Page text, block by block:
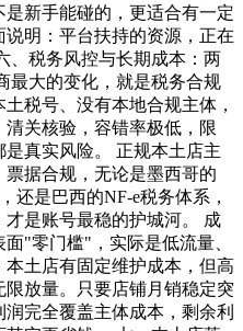
新手能碰的，更适合有一定
明：平台扶持的资源，正在
、税务风控与长期成本：两
最大的变化，就是税务合规
税号、没有本地合规主体，
关核验，容错率极低，限
真实风险。 正规本土店主
据合规，无论是墨西哥的
还是巴西的NF-e税务体系，
是账号最稳的护城河。 成
"零门槛"，实际是低流量、
土店有固定维护成本，但高
放量。只要店铺月销稳定突
完全覆盖主体成本，剩余利